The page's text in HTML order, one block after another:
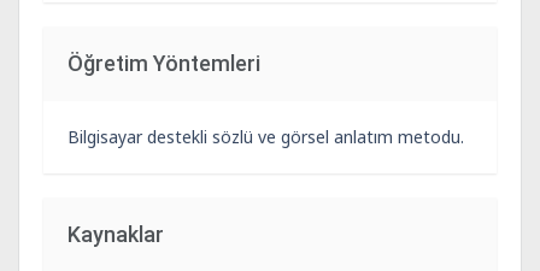
Öğretim Yöntemleri
Bilgisayar destekli sözlü ve görsel anlatım metodu.
Kaynaklar